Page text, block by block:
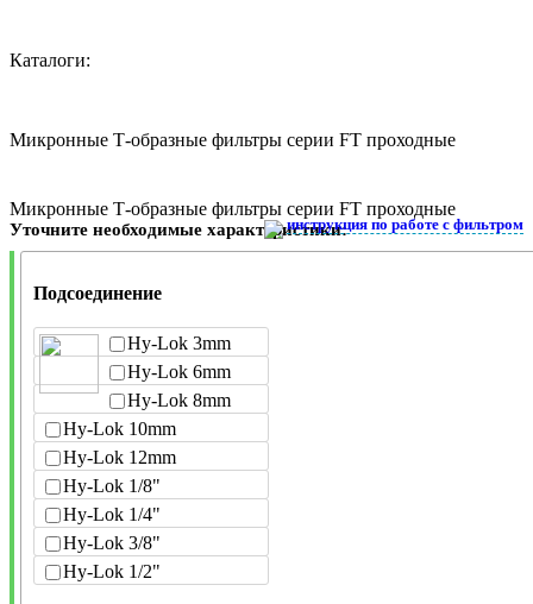
Каталоги:
Микронные Т-образные фильтры серии FT проходные
Микронные Т-образные фильтры серии FT проходные
Уточните необходимые характеристики:инструкция по работе с фильтром
Подсоединение
Hy-Lok 3mm
Hy-Lok 6mm
Hy-Lok 8mm
Hy-Lok 10mm
Hy-Lok 12mm
Hy-Lok 1/8"
Hy-Lok 1/4"
Hy-Lok 3/8"
Hy-Lok 1/2"